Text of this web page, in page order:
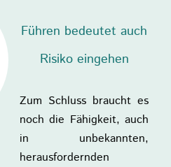
Führen bedeutet auch
Risiko eingehen
Zum Schluss braucht es
noch die Fähigkeit, auch
in unbekannten,
herausfordernden